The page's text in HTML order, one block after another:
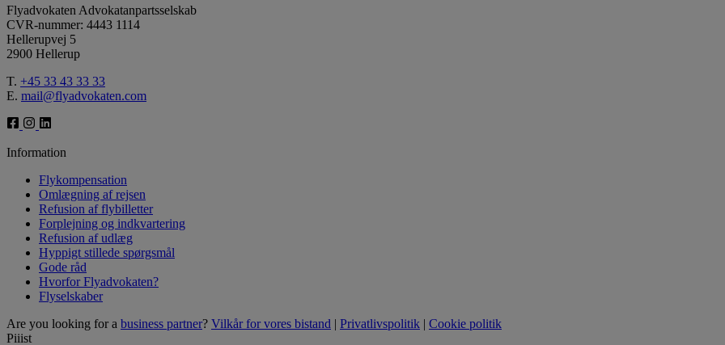
Flyadvokaten Advokatanpartsselskab
CVR-nummer: 4443 1114
Hellerupvej 5
2900 Hellerup
T. +45 33 43 33 33
E. mail@flyadvokaten.com
Information
Flykompensation
Omlægning af rejsen
Refusion af flybilletter
Forplejning og indkvartering
Refusion af udlæg
Hyppigt stillede spørgsmål
Gode råd
Hvorfor Flyadvokaten?
Flyselskaber
Are you looking for a business partner? Vilkår for vores bistand | Privatlivspolitik | Cookie politik
Piiist